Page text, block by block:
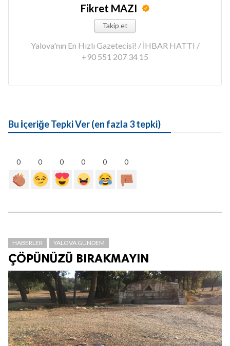
Fikret MAZI
Takip et
Yalova'nın En Hızlı Gazetecisi! / İHBAR HATTI /
+90 551 207 34 15
Bu İçeriğe Tepki Ver (en fazla 3 tepki)
0 0 0 0 0 0
HABERLER YALOVA GÜNDEM
ÇÖPÜNÜZÜ BIRAKMAYIN